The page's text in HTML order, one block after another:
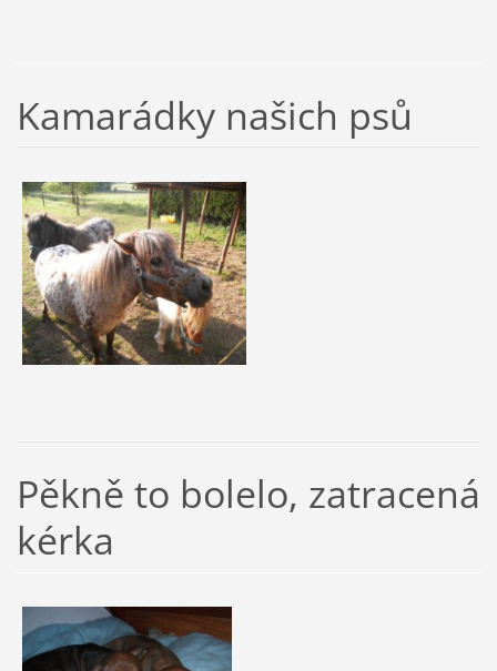
Kamarádky našich psů
Pěkně to bolelo, zatracená
kérka